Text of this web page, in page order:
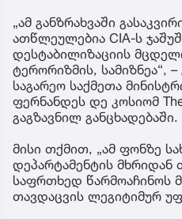
„ამ განზრახვაში
ათწლეულებია CIA-ს
დესტაბილიზაციის
ტერორიზმის, სამიზნეა“, –
საგარეო საქმეთა
ფერნანდეს დე კოსიომ
გაგზავნილ განცხადებაში.
მისი თქმით, „ამ ფონზე
დეპარტამენტის მხრიდან
საფრთხედ წარმოაჩინოს
თავდაცვის ლეგიტიმურ